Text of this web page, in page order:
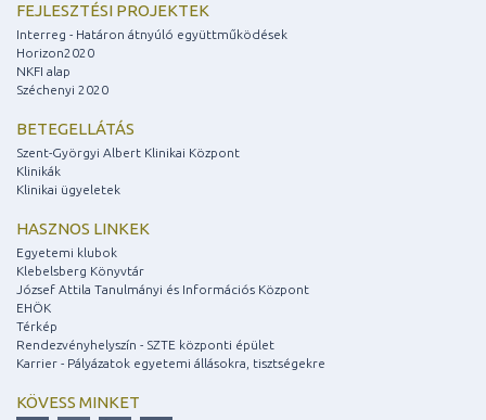
FEJLESZTÉSI PROJEKTEK
Interreg - Határon átnyúló együttműködések
Horizon2020
NKFI alap
Széchenyi 2020
BETEGELLÁTÁS
Szent-Györgyi Albert Klinikai Központ
Klinikák
Klinikai ügyeletek
HASZNOS LINKEK
Egyetemi klubok
Klebelsberg Könyvtár
József Attila Tanulmányi és Információs Központ
EHÖK
Térkép
Rendezvényhelyszín - SZTE központi épület
Karrier - Pályázatok egyetemi állásokra, tisztségekre
KÖVESS MINKET